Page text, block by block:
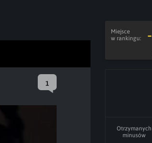
1
Miejsce
w rankingu:
-
Otrzymanych
minusów